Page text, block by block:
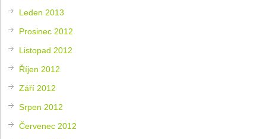
Leden 2013
Prosinec 2012
Listopad 2012
Říjen 2012
Září 2012
Srpen 2012
Červenec 2012